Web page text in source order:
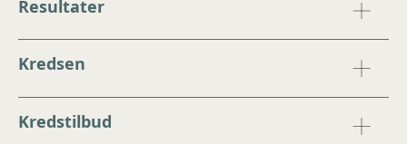
Resultater
Kredsen
Kredstilbud